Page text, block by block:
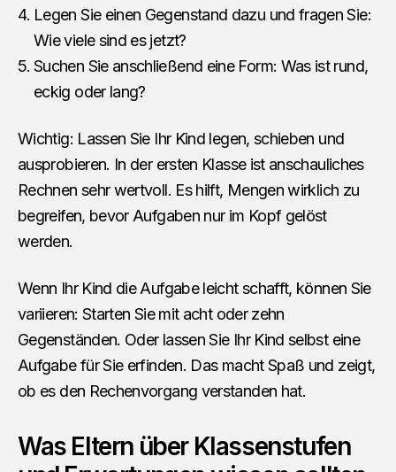
Legen Sie einen Gegenstand dazu und fragen Sie:
Wie viele sind es jetzt?
Suchen Sie anschließend eine Form: Was ist rund,
eckig oder lang?
Wichtig: Lassen Sie Ihr Kind legen, schieben und
ausprobieren. In der ersten Klasse ist anschauliches
Rechnen sehr wertvoll. Es hilft, Mengen wirklich zu
begreifen, bevor Aufgaben nur im Kopf gelöst
werden.
Wenn Ihr Kind die Aufgabe leicht schafft, können Sie
variieren: Starten Sie mit acht oder zehn
Gegenständen. Oder lassen Sie Ihr Kind selbst eine
Aufgabe für Sie erfinden. Das macht Spaß und zeigt,
ob es den Rechenvorgang verstanden hat.
Was Eltern über Klassenstufen